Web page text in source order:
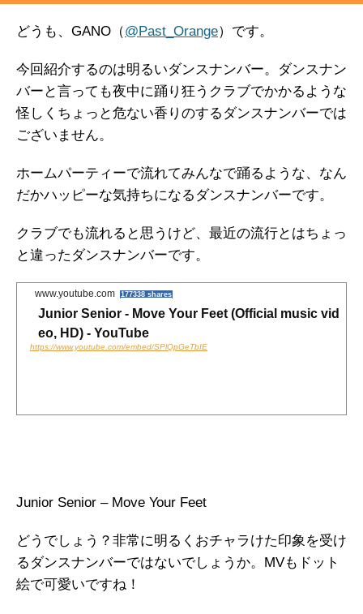
b
o
k
t
e
n
a
どうも、GANO（@Past_Orange）です。
今回紹介するのは明るいダンスナンバー。ダンスナン
バーと言っても夜中に踊り狂うクラブでかかるような
怪しくちょっと危ない香りのするダンスナンバーでは
ございません。
ホームパーティーで流れてみんなで踊るような、なん
だかハッピーな気持ちになるダンスナンバーです。
クラブでも流れると思うけど、最近の流行とはちょっ
と違ったダンスナンバーです。
www.youtube.com 177338 shares
Junior Senior - Move Your Feet (Official music vid
eo, HD) - YouTube
https://www.youtube.com/embed/SPlQpGeTbIE
Junior Senior – Move Your Feet
どうでしょう？非常に明るくおチャラけた印象を受け
るダンスナンバーではないでしょうか。MVもドット
絵で可愛いですね！